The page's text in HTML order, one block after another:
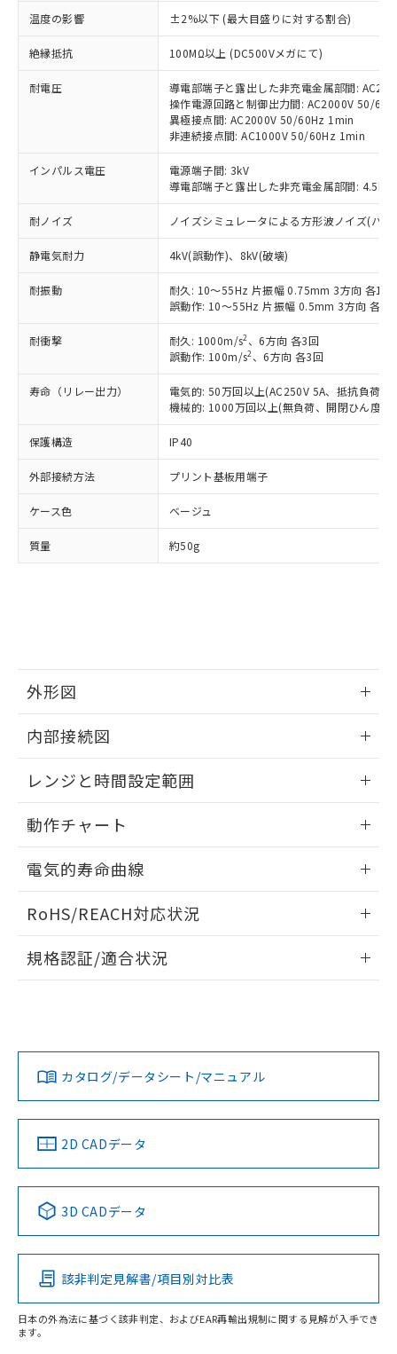
温度の影響 ±2%以下 (最大目盛りに対する割合)
絶縁抵抗 100MΩ以上 (DC500Vメガにて)
耐電圧
導電部端子と露出した非充電金属部間:
操作電源回路と制御出力間: AC2000V 50/
異極接点間: AC2000V 50/60Hz 1min
非連続接点間: AC1000V 50/60Hz 1min
インパルス電圧
電源端子間: 3kV
導電部端子と露出した非充電金属部間: 4.5kV
耐ノイズ ノイズシミュレータによる方形波ノイズ(パ
静電気耐力 4kV(誤動作)、8kV(破壊)
耐振動
耐久: 10～55Hz 片振幅 0.75mm 3方向 各1h
誤動作: 10～55Hz 片振幅 0.5mm 3方向 各
耐衝撃 耐久: 1000m/s2 、6方向 各3回
誤動作: 100m/s2 、6方向 各3回
寿命（リレー出力）
電気的: 50万回以上(AC250V 5A、抵抗負荷
機械的: 1000万回以上(無負荷、開閉ひん度
保護構造 IP40
外部接続方法 プリント基板用端子
ケース色 ベージュ
質量 約50g
外形図
外形図
内部接続図
内部接続図
レンジと時間設定範囲
レンジと時間設定範囲
動作チャート
動作チャート
電気的寿命曲線
電気的寿命曲線
RoHS/REACH対応状況
EU RoHS 注意事項・凡例
対応済み
中国 RoHS 注意事項・凡例
Pb Hg Cd Cr(VI)
O
規格認証/適合状況
LR型式承認
（イギリス
船舶規格）
DNV型式承認
（ノルウェー
BV型式承認
（フランス
KR型式
（韓国
Yes No No No
この製品の規格認証/適合状況ページへ
その他の認証はこちらのページからご検索ください
カタログ/データシート/マニュアル
2D CADデータ
3D CADデータ
該非判定見解書/項目別対比表
日本の外為法に基づく該非判定、およびEAR再輸出規制に関する見解が入手でき
ます。
ご利用条件
以下の条件をお読みいただき、同意のうえ
ご利用ください。
本サービスは、当社制御機器事業取扱
商品の当社在庫状況および標準価格
(税抜)を提供させていただくもので
当社制御機器事業取扱商品の中には、
本サービスの対象外となる商品もある
ことをご了承ください。
記載している更新日時点での社内デー
タに基づき作成されるものであり、閲
覧された時点での実際の在庫および標
準価格とは異なる場合があることをご
了承ください。
正式な納期状況および標準価格はお客
様のお取引先、またはお客様担当のオ
ムロン制御機器販売店・当社販売員に
ご相談ください。
販売ネットワーク
」をご確認
在庫状況および標準価格結果を当社の
事前の承諾なく第三者に漏洩または開
示しないようお願いします。
登録された部品リストについて、当社
引・商談に必要な範囲で利用すること
をご了承ください。
※当社の共同利用者とは、"個人情報
の共同利用に関して"
用者の範囲」に記載されている法人を
指します。
す。
対応予定：EU RoHS指令（10物質）の非含
有に対応した製品に切り替える予定のある
対応予定なし：EU RoHS指令（10物質）の
非含有に非対応の商品で、対応品を出す予
定はありません。
調査・確認中：EU RoHS指令（10物質）の
非含有の対応状況を調査中または確認中の
商品です。
非該当品：ライセンス料など無形物で、有
害物質有無と関係のない商品です。
仕入先様の事情により、非含有部品として
いたものが、含有品と判明した場合などや
むを得ず変更することがあります。
*EU RoHS指令（10物質）：
鉛(Pb) 1000ppm以下、 水銀(Hg) 1000ppm以下、 カド
ミウム(Cd) 100ppm以下、
六価クロム(Cr(Ⅵ)) 1000ppm以下、ポリ臭化ビフェニル
類(PBB) 1000ppm以下、ポリ臭化ジフェニルエーテル類
(PBDE) 1000ppm以下、フタル酸ビス(2-エチルヘキシ
ル) (DEHP)(別名：DOP) 1000ppm以下、フタル酸ブチ
ルベンジル（BBP） 1000ppm以下、フタル酸ジブチル
（DBP） 1000ppm以下、フタル酸ジイソブチル
(DIBP) 1000ppm以下
但し、RoHS指令で産業用監視および制御機器に対する
図的な使用がないことを確認しています。
※2 対応予定月
※3 非含有証明書ダウンロード
下記の非含有証明書をダウンロードするこ
とができます。
EU RoHS指令（10物質）の非含有証明書
51物質の非含有証明書（当社基準）
※本証明書は発行日時点で非含有を証明す
ものではありません。
また、RoHS指令のフタル酸エステル類４
物質の対応では、対応完了までの期間は出
荷製品に未対応品が混在することから備考
欄に対応日を記載しておりました。
既に当社にて対応品への在庫切替を完了
り、2022年1月12日より割愛しておりま
す。
※1 中国RoHS○×表
「○」：最大均質材料含有率が中国RoHSの
基準値以下であることを示します。
「×」：最大均質材料含有率が中国RoHSの
基準値を超えていることを示します。
「－」：未確認です。当社販売部門へお問
い合わせください。
*中国RoHS10物質の基準値 (GB/T26572)：
Pb(鉛) :1000ppm、 Hg(水銀) : 1000ppm、 Cd(カドミウ
Cr(Ⅵ)(六価クロム) : 1000ppm、 PBBs(ポリ臭化ビフェ
ニル類) : 1000ppm、 PBDEs(ポリ臭化ジフェニルエーテ
ル類) : 1000ppm、
DBP(フタル酸ジブチル) : 1000ppm、 DIBP(フタル酸ジ
イソブチル) : 1000ppm、 BBP(フタル酸ブチルベンジ
DEHP(フタル酸ビス(2-エチルヘキシル)) : 1000ppm
※2 環境保護使用期限
「ｅ」：有害物質（10物質）のすべてが基
準値以下であることを示します。
当社は、これら貴社製品のうち、外国
為替および外国貿易法に定める商品
（以下｢規制貨物等」という）を輸出
または国外への提供する場合は、日本
国政府の輸出許可(または役務取引許
可)を取得するなどの必要な手続きを
当社は規制貨物を破棄する場合は、完
全に破砕するなど、違法に輸出されな
いよう必要な手段を講じます。
当社は貴社製品を、核兵器、ミサイ
ル、化学兵器、生物兵器またはその他
武器並びにこれらの製造装置等に一切
使用いたしません。
当社は、貴社製品を第三者に販売する
該第三者に通知します。また当社は、
一定数以上の在庫あり
一定数には満たないが在庫あり
在庫なし(最新の在庫状況につ
いては、お客様のお取引先、ま
機器販売店・当社販売員にご確
認ください)